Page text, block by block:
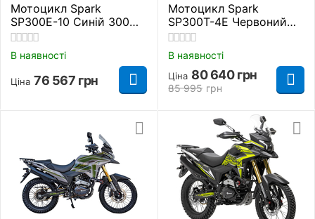
Мотоцикл Spark
SP300E-10 Синій 300
куб. см.
В наявності
Ціна 76 567 грн
Мотоцикл Spark
SP300T-4Е Червоний
300 куб. см.
В наявності
85 995 грн
Ціна 80 640 грн